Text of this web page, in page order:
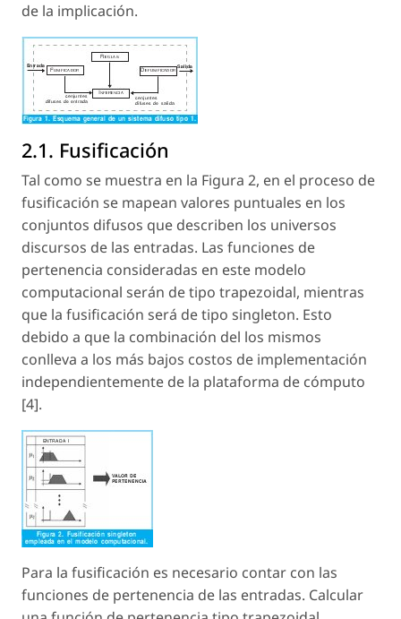
de la implicación.
2.1. Fusificación
Tal como se muestra en la Figura 2, en el proceso de
fusificación se mapean valores puntuales en los
conjuntos difusos que describen los universos
discursos de las entradas. Las funciones de
pertenencia consideradas en este modelo
computacional serán de tipo trapezoidal, mientras
que la fusificación será de tipo singleton. Esto
debido a que la combinación del los mismos
conlleva a los más bajos costos de implementación
independientemente de la plataforma de cómputo
[4].
Para la fusificación es necesario contar con las
funciones de pertenencia de las entradas. Calcular